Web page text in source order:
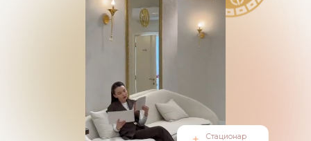
Стационар